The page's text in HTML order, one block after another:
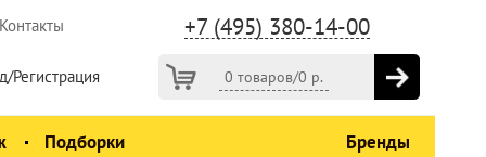
+7 (495) 380-14-00
Контакты
0 товаров/0 р.
Регистрация
Подборки Бренды